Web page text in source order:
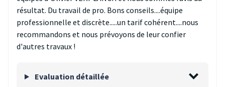
résultat. Du travail de pro. Bons conseils....équipe
professionnelle et discrète.....un tarif cohérent....nous
recommandons et nous prévoyons de leur confier
d'autres travaux !
Evaluation détaillée